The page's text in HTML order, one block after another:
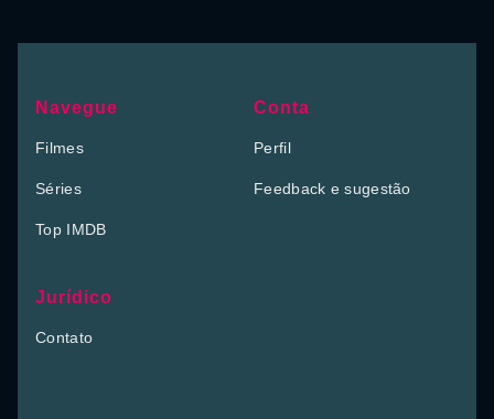
Navegue
Filmes
Séries
Top IMDB
Conta
Perfil
Feedback e sugestão
Jurídico
Contato